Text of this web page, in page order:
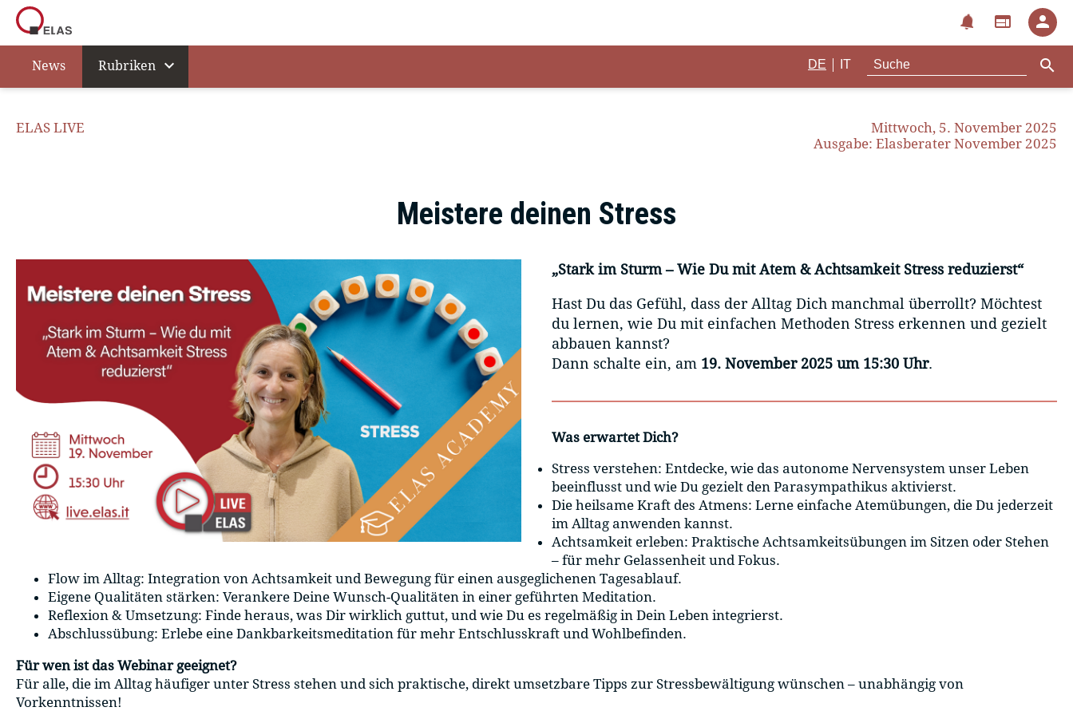
notifications web person
News Rubriken expand_more DE IT search
ELAS LIVE
Mittwoch, 5. November 2025
Ausgabe: Elasberater November 2025
Meistere deinen Stress
„Stark im Sturm – Wie Du mit Atem & Achtsamkeit Stress reduzierst“
Hast Du das Gefühl, dass der Alltag Dich manchmal überrollt? Möchtest
du lernen, wie Du mit einfachen Methoden Stress erkennen und gezielt
abbauen kannst?
Dann schalte ein, am 19. November 2025 um 15:30 Uhr.
Was erwartet Dich?
Stress verstehen: Entdecke, wie das autonome Nervensystem unser Leben
beeinflusst und wie Du gezielt den Parasympathikus aktivierst.
Die heilsame Kraft des Atmens: Lerne einfache Atemübungen, die Du jederzeit
im Alltag anwenden kannst.
Achtsamkeit erleben: Praktische Achtsamkeitsübungen im Sitzen oder Stehen
– für mehr Gelassenheit und Fokus.
Flow im Alltag: Integration von Achtsamkeit und Bewegung für einen ausgeglichenen Tagesablauf.
Eigene Qualitäten stärken: Verankere Deine Wunsch-Qualitäten in einer geführten Meditation.
Reflexion & Umsetzung: Finde heraus, was Dir wirklich guttut, und wie Du es regelmäßig in Dein Leben integrierst.
Abschlussübung: Erlebe eine Dankbarkeitsmeditation für mehr Entschlusskraft und Wohlbefinden.
Für wen ist das Webinar geeignet?
Für alle, die im Alltag häufiger unter Stress stehen und sich praktische, direkt umsetzbare Tipps zur Stressbewältigung wünschen – unabhängig von
Vorkenntnissen!